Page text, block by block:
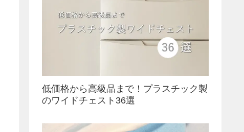
低価格から高級品まで！プラスチック製
のワイドチェスト36選